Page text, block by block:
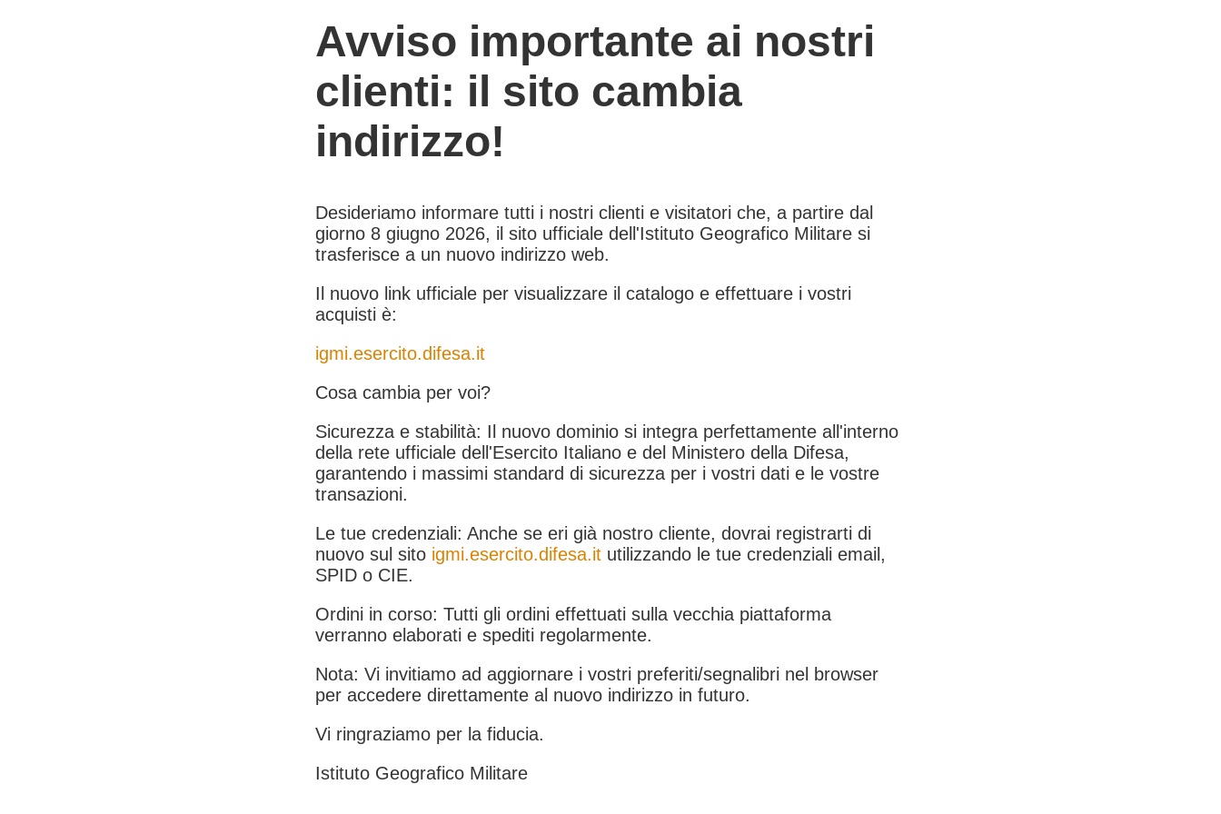
Avviso importante ai nostri
clienti: il sito cambia
indirizzo!
Desideriamo informare tutti i nostri clienti e visitatori che, a partire dal
giorno 8 giugno 2026, il sito ufficiale dell'Istituto Geografico Militare si
trasferisce a un nuovo indirizzo web.
Il nuovo link ufficiale per visualizzare il catalogo e effettuare i vostri
acquisti è:
igmi.esercito.difesa.it
Cosa cambia per voi?
Sicurezza e stabilità: Il nuovo dominio si integra perfettamente all'interno
della rete ufficiale dell'Esercito Italiano e del Ministero della Difesa,
garantendo i massimi standard di sicurezza per i vostri dati e le vostre
transazioni.
Le tue credenziali: Anche se eri già nostro cliente, dovrai registrarti di
nuovo sul sito igmi.esercito.difesa.it utilizzando le tue credenziali email,
SPID o CIE.
Ordini in corso: Tutti gli ordini effettuati sulla vecchia piattaforma
verranno elaborati e spediti regolarmente.
Nota: Vi invitiamo ad aggiornare i vostri preferiti/segnalibri nel browser
per accedere direttamente al nuovo indirizzo in futuro.
Vi ringraziamo per la fiducia.
Istituto Geografico Militare